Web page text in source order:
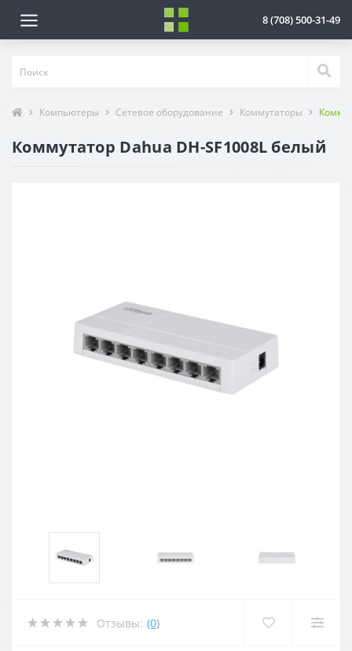
8 (708) 500-31-49
Компьютеры Сетевое оборудование Коммутаторы
Коммутатор Dahua DH-SF1008L белый
Отзывы: (0)